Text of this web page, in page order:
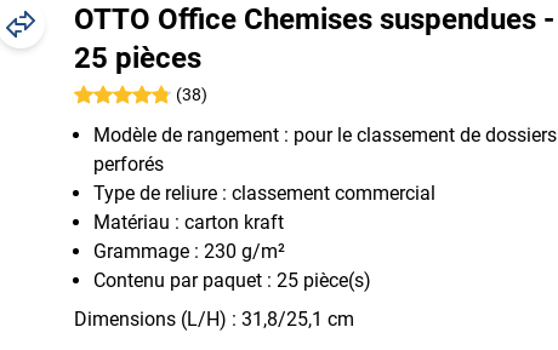
OTTO Office Chemises suspendues -
25 pièces
(38)
Modèle de rangement : pour le classement de dossiers
perforés
Type de reliure : classement commercial
Matériau : carton kraft
Grammage : 230 g/m²
Contenu par paquet : 25 pièce(s)
Dimensions (L/H) : 31,8/25,1 cm